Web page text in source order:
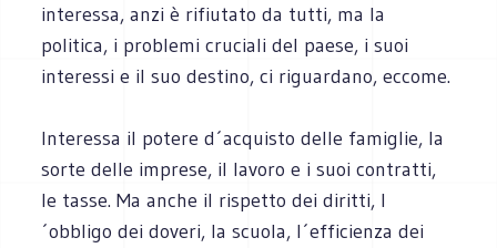
interessa, anzi è rifiutato da tutti, ma la
politica, i problemi cruciali del paese, i suoi
interessi e il suo destino, ci riguardano, eccome.
Interessa il potere d´acquisto delle famiglie, la
sorte delle imprese, il lavoro e i suoi contratti,
le tasse. Ma anche il rispetto dei diritti, l
´obbligo dei doveri, la scuola, l´efficienza dei